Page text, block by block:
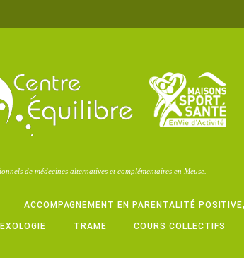
de médecines alternatives et complémentaires en Meuse.
ACCOMPAGNEMENT EN PARENTALITÉ
TRAME COURS COLLECTIFS